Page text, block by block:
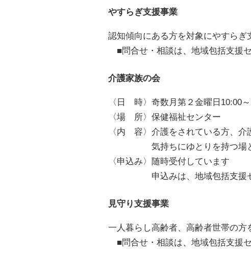
やすらぎ支援事業
認知傾向にある方を対象にやすらぎ
■問合せ・相談は、地域包括支援
介護家族の会
〈日 時〉奇数月第２金曜日10:00
〈場 所〉保健福祉センター
〈内 容〉介護をされている方、
気持ちにゆとりを持つ場とし
〈申込み〉随時受付しています
申込みは、地域包括支援セン
見守り支援事業
一人暮らし高齢者、高齢者世帯の方
■問合せ・相談は、地域包括支援